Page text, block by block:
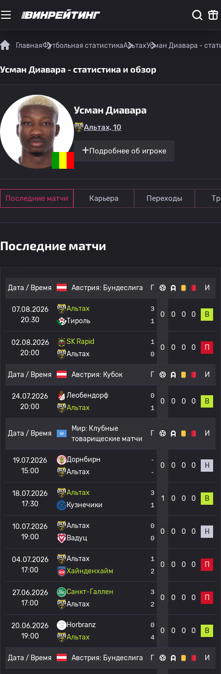
ГлавнаяФутбольная статистикаАльтахУсман Диавара -
Усман Диавара - статистика и обзор
Усман Диавара
Альтах, 10
Подробнее об игроке
Последние матчи Карьера Переходы
Последние матчи
Дата / Время Австрия: Бундеслига Г И
07.08.2026
20:30
Альтах
Тироль
3
1
0 0 0 0 В
02.08.2026
20:00
SK Rapid
Альтах
1
0
0 0 0 0 П
Дата / Время Австрия: Кубок Г И
24.07.2026
20:00
Леобендорф
Альтах
0
1
0 0 0 0 В
Дата / Время
Мир: Клубные
товарищеские матчи
Г И
19.07.2026
15:00
Дорнбирн
Альтах
-
-
0 0 0 0 Н
18.07.2026
17:30
Альтах
Кузнечики
3
1
1 0 0 0 В
10.07.2026
19:00
Альтах
Вадуц
0
0
0 0 0 0 Н
04.07.2026
17:00
Альтах
Хайнденхайм
1
2
0 0 0 0 П
27.06.2026
17:00
Санкт-Галлен
Альтах
3
2
0 0 0 0 П
20.06.2026
19:00
Horbranz
Альтах
0
4
0 0 0 0 В
Дата / Время Австрия: Бундеслига Г И